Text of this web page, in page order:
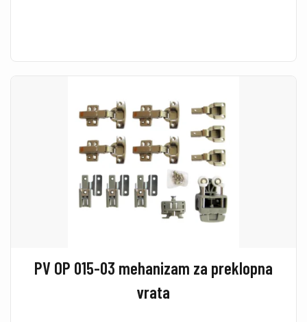
PV OP 015-03 mehanizam za preklopna
vrata